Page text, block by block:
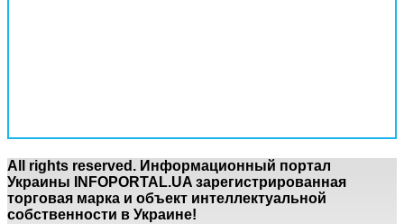
All rights reserved. Информационный портал
Украины INFOPORTAL.UA зарегистрированная
торговая марка и объект интеллектуальной
собственности в Украине!